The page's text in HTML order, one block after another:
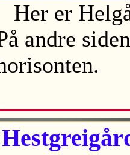
Her er
andre